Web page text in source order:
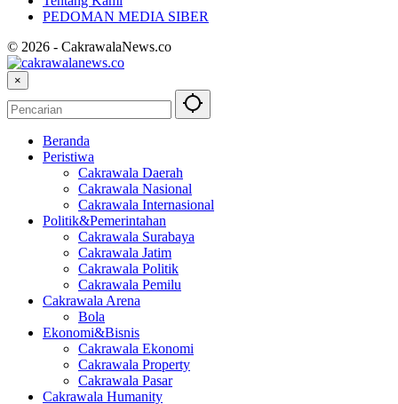
PEDOMAN MEDIA SIBER
© 2026 - CakrawalaNews.co
×
Beranda
Peristiwa
Cakrawala Daerah
Cakrawala Nasional
Cakrawala Internasional
Politik&Pemerintahan
Cakrawala Surabaya
Cakrawala Jatim
Cakrawala Politik
Cakrawala Pemilu
Cakrawala Arena
Bola
Ekonomi&Bisnis
Cakrawala Ekonomi
Cakrawala Property
Cakrawala Pasar
Cakrawala Humanity